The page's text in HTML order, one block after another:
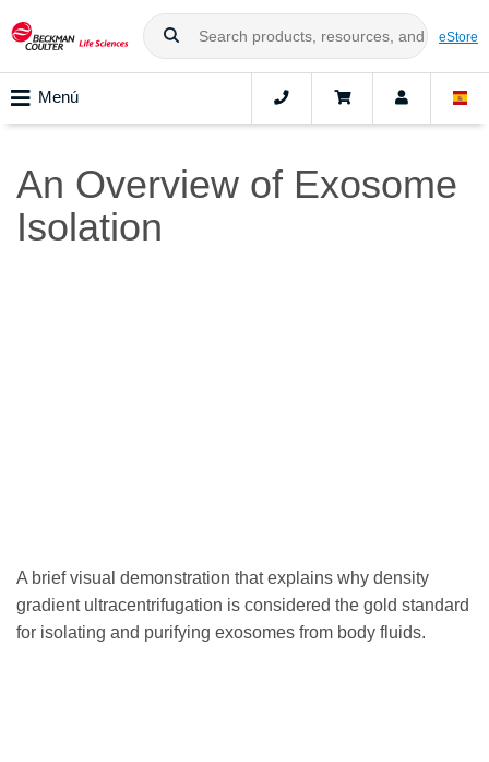
eStore
Menú
An Overview of Exosome
Isolation
A brief visual demonstration that explains why density
gradient ultracentrifugation is considered the gold standard
for isolating and purifying exosomes from body fluids.